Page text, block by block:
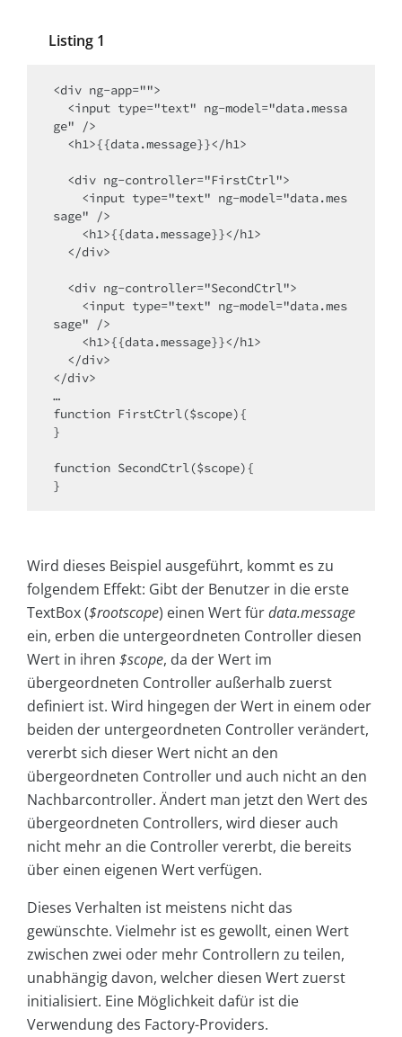
Listing 1
<div ng-app="">
ge" />
sage" />
sage" />
</div>
…
function FirstCtrl($scope){
}
function SecondCtrl($scope){
}
Wird dieses Beispiel ausgeführt, kommt es zu
folgendem Effekt: Gibt der Benutzer in die erste
TextBox ($rootscope) einen Wert fürdata.message
ein, erben die untergeordneten Controller diesen
Wert in ihren $scope, da der Wert im
übergeordneten Controller außerhalb zuerst
definiert ist. Wird hingegen der Wert in einem oder
beiden der untergeordneten Controller verändert,
vererbt sich dieser Wert nicht an den
übergeordneten Controller und auch nicht an den
Nachbarcontroller. Ändert man jetzt den Wert des
übergeordneten Controllers, wird dieser auch
nicht mehr an die Controller vererbt, die bereits
über einen eigenen Wert verfügen.
Dieses Verhalten ist meistens nicht das
gewünschte. Vielmehr ist es gewollt, einen Wert
zwischen zwei oder mehr Controllern zu teilen,
unabhängig davon, welcher diesen Wert zuerst
initialisiert. Eine Möglichkeit dafür ist die
Verwendung des Factory-Providers.